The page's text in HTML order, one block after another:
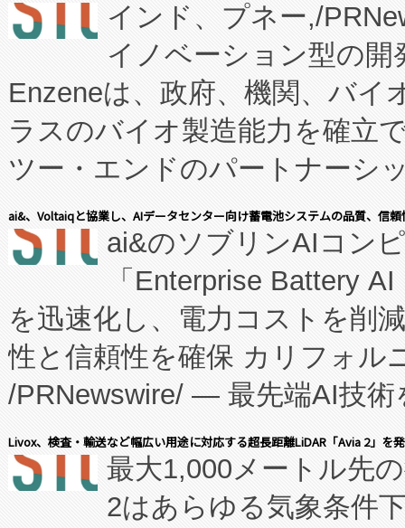
インド、プネー,/
イノベーション型の
Enzeneは、政府、機関、バイ
ラスのバイオ製造能力を確立
ツー・エンドのパートナーシ
表しました。 同社の実績ある
manufacturing™ (FCCM™) プ
たNeXは、バイオ医薬品製造
従来のフェッドバッチ施設の
に、患者やサプライチェーン
キー方式で拡張性が高く、持
す。FCCM‑を活用した現地生
患者にとっての費用負担を大
のアクセスを大幅に拡大する
ai&、Voltaiqと協業し、AIデータセンター向け蓄電池システムの品質、信
ai&のソブリンAIコン
「Enterprise Battery
を迅速化し、電力コストを削
性と信頼性を確保 カリフォル
/PRNewswire/ — 最先端AI技術
会社エーアイ・アンド：本社
President原信平）と、エンタ
ードするVoltaiqは、日本にあ
Livox、検査・輸送など幅広い用途に対応する超長距離LiDAR「Avia 2」を
最大1,000メートル先
2はあらゆる気象条件